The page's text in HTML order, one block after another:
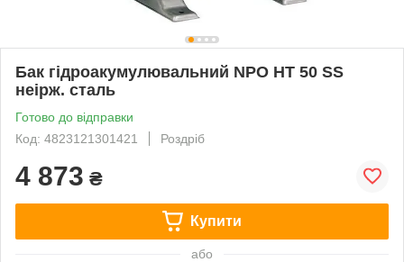
Бак гідроакумулювальний NPO HT 50 SS
неірж. сталь
Готово до відправки
Код: 4823121301421
Роздріб
4 873 ₴
Купити
або